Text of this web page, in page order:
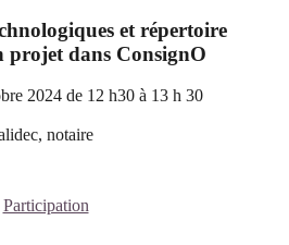
et répertoire
projet dans ConsignO
2024 de 12 h30 à 13 h 30
notaire
Participation